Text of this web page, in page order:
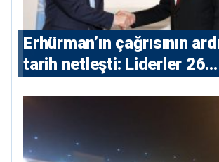
Erhürman’ın çağrısının
tarih netleşti: Liderler 26